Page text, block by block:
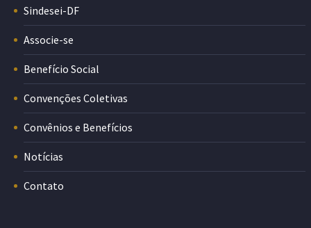
Sindesei-DF
Associe-se
Benefício Social
Convenções Coletivas
Convênios e Benefícios
Notícias
Contato